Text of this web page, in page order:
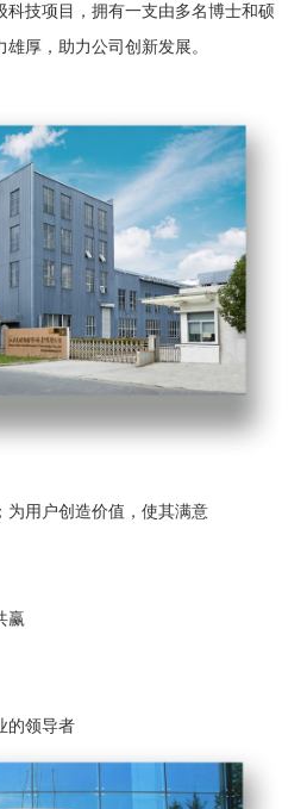
科技项目，拥有一支由多名博士和硕
厚，助力公司创新发展。
为用户创造价值，使其满意
赢
的领导者